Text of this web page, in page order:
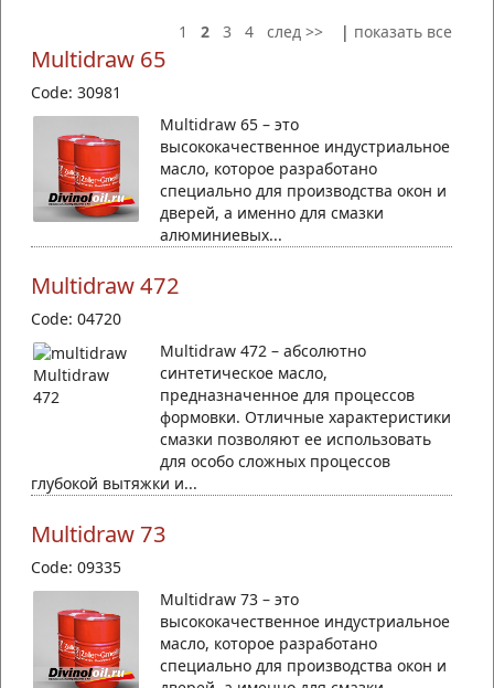
1 2 3 4 след >> | показать все
Multidraw 65
Code: 30981
Multidraw 65 – это
высококачественное индустриальное
масло, которое разработано
специально для производства окон и
дверей, а именно для смазки
алюминиевых...
Multidraw 472
Code: 04720
Multidraw 472 – абсолютно
синтетическое масло,
предназначенное для процессов
формовки. Отличные характеристики
смазки позволяют ее использовать
для особо сложных процессов
глубокой вытяжки и...
Multidraw 73
Code: 09335
Multidraw 73 – это
высококачественное индустриальное
масло, которое разработано
специально для производства окон и